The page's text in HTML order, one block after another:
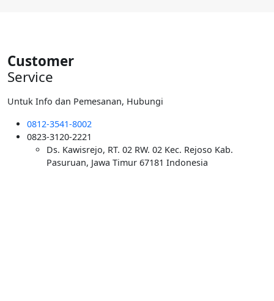
Customer
Service
Untuk Info dan Pemesanan, Hubungi
0812-3541-8002
0823-3120-2221
Ds. Kawisrejo, RT. 02 RW. 02 Kec. Rejoso Kab.
Pasuruan, Jawa Timur 67181 Indonesia